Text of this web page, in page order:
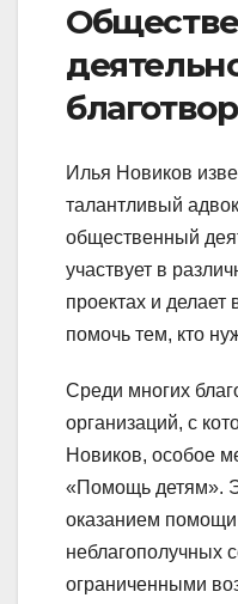
Илья Новиков
талантливый
общественный
участвует в
проектах и
помочь тем, кто
Среди многих
организаций, с
Новиков, особое
«Помощь детям».
оказанием помощи
неблагополучных
ограниченными